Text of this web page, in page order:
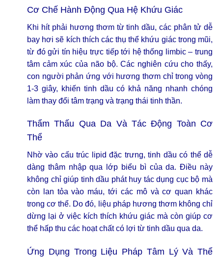
Cơ Chế Hành Động Qua Hệ Khứu Giác
Khi hít phải hương thơm từ tinh dầu, các phân tử dễ
bay hơi sẽ kích thích các thụ thể khứu giác trong mũi,
từ đó gửi tín hiệu trực tiếp tới hệ thống limbic – trung
tâm cảm xúc của não bộ. Các nghiên cứu cho thấy,
con người phản ứng với hương thơm chỉ trong vòng
1-3 giây, khiến tinh dầu có khả năng nhanh chóng
làm thay đổi tâm trạng và trạng thái tinh thần.
Thẩm Thấu Qua Da Và Tác Động Toàn Cơ
Thể
Nhờ vào cấu trúc lipid đặc trưng, tinh dầu có thể dễ
dàng thâm nhập qua lớp biểu bì của da. Điều này
không chỉ giúp tinh dầu phát huy tác dụng cục bộ mà
còn lan tỏa vào máu, tới các mô và cơ quan khác
trong cơ thể. Do đó, liệu pháp hương thơm không chỉ
dừng lại ở việc kích thích khứu giác mà còn giúp cơ
thể hấp thu các hoạt chất có lợi từ tinh dầu qua da.
Ứng Dụng Trong Liệu Pháp Tâm Lý Và Thể